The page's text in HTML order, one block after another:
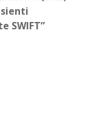
SWIFT”